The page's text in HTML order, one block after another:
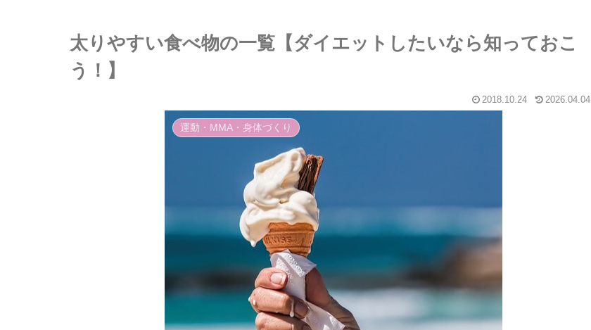
太りやすい食べ物の一覧【ダイエットしたいなら知っておこ
う！】
2018.10.24 2026.04.04
運動・MMA・身体づくり